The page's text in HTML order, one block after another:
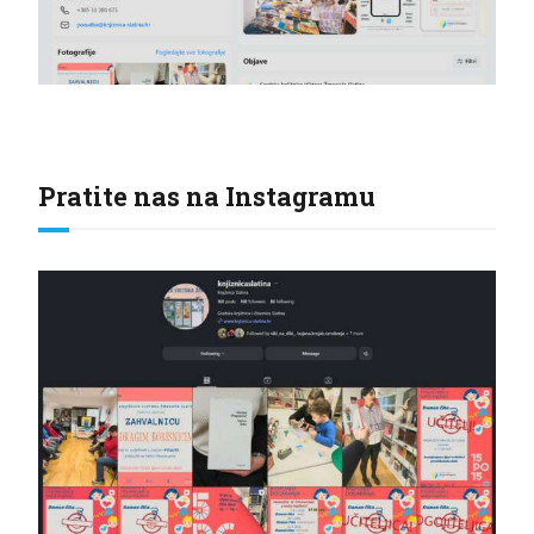
Pratite nas na Instagramu